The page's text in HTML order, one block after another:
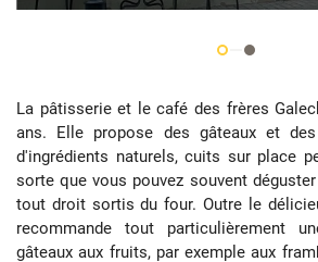
La pâtisserie et le café des frères
ans. Elle propose des gâteaux et
d'ingrédients naturels, cuits sur place
sorte que vous pouvez souvent
tout droit sortis du four. Outre le
recommande tout particulièrement
gâteaux aux fruits, par exemple aux